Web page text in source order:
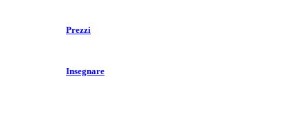
Prezzi
Insegnare